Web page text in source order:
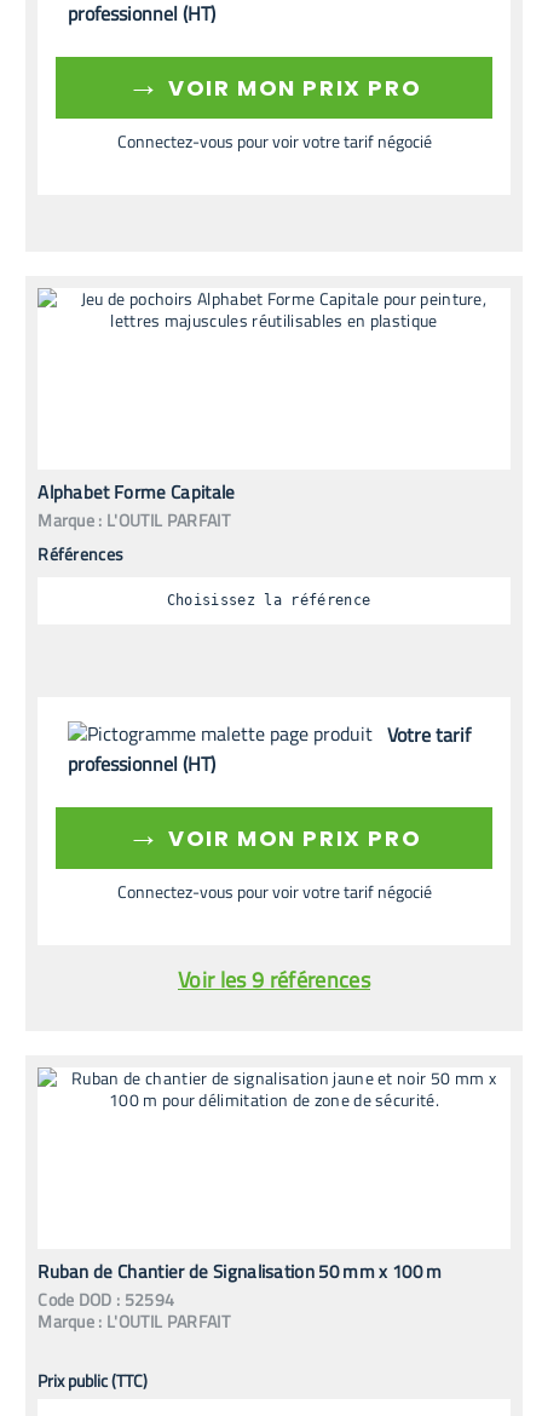
professionnel (HT)
→ VOIR MON PRIX PRO
Connectez-vous pour voir votre tarif négocié
Alphabet Forme Capitale
Marque : L'OUTIL PARFAIT
Références
Choisissez la référence
Votre tarif
professionnel (HT)
→ VOIR MON PRIX PRO
Connectez-vous pour voir votre tarif négocié
Voir les 9 références
Ruban de Chantier de Signalisation 50 mm x 100 m
Code DOD : 52594
Marque : L'OUTIL PARFAIT
Prix public (TTC)